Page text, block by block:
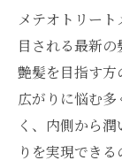
メテオトリー
目される最新
艶髪を目指す
広がりに悩む
く、内側から
りを実現できる